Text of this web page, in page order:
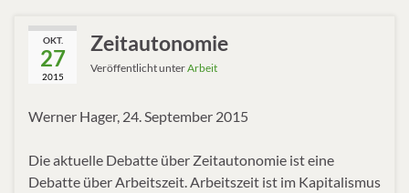
OKT.
27
2015
Zeitautonomie
Veröffentlicht unterArbeit
Werner Hager, 24. September 2015
Die aktuelle Debatte über Zeitautonomie ist eine
Debatte über Arbeitszeit. Arbeitszeit ist im Kapitalismus